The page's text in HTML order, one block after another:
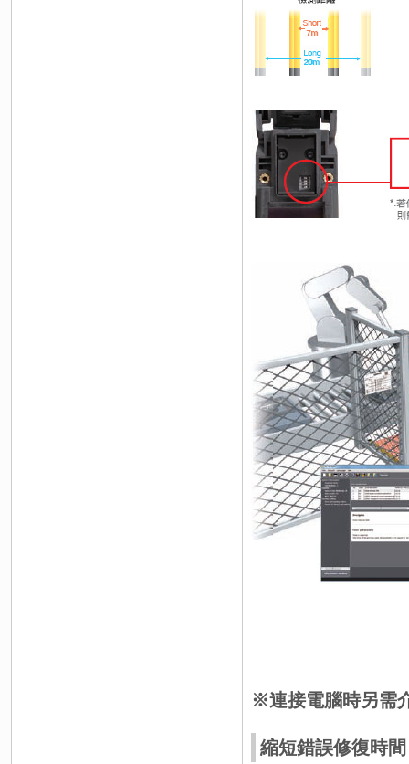
※連接電腦時另需
縮短錯誤修復時